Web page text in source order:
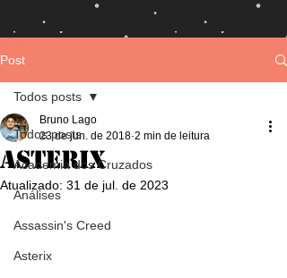
Post
Todos posts
Academia dos Cruzados
Análises
Assassin's Creed
Asterix
Todos posts
Asterix
Bruno Lago
23 de jun. de 2018 2 min de leitura
Atualizado: 31 de jul. de 2023